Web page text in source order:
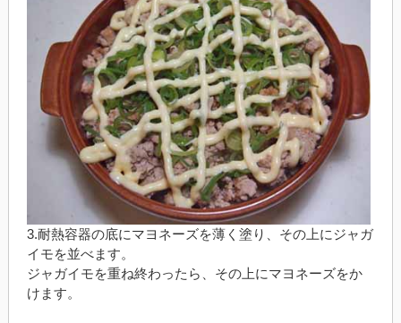
3.耐熱容器の底にマヨネーズを薄く塗り、その上にジャガ
イモを並べます。
ジャガイモを重ね終わったら、その上にマヨネーズをか
けます。